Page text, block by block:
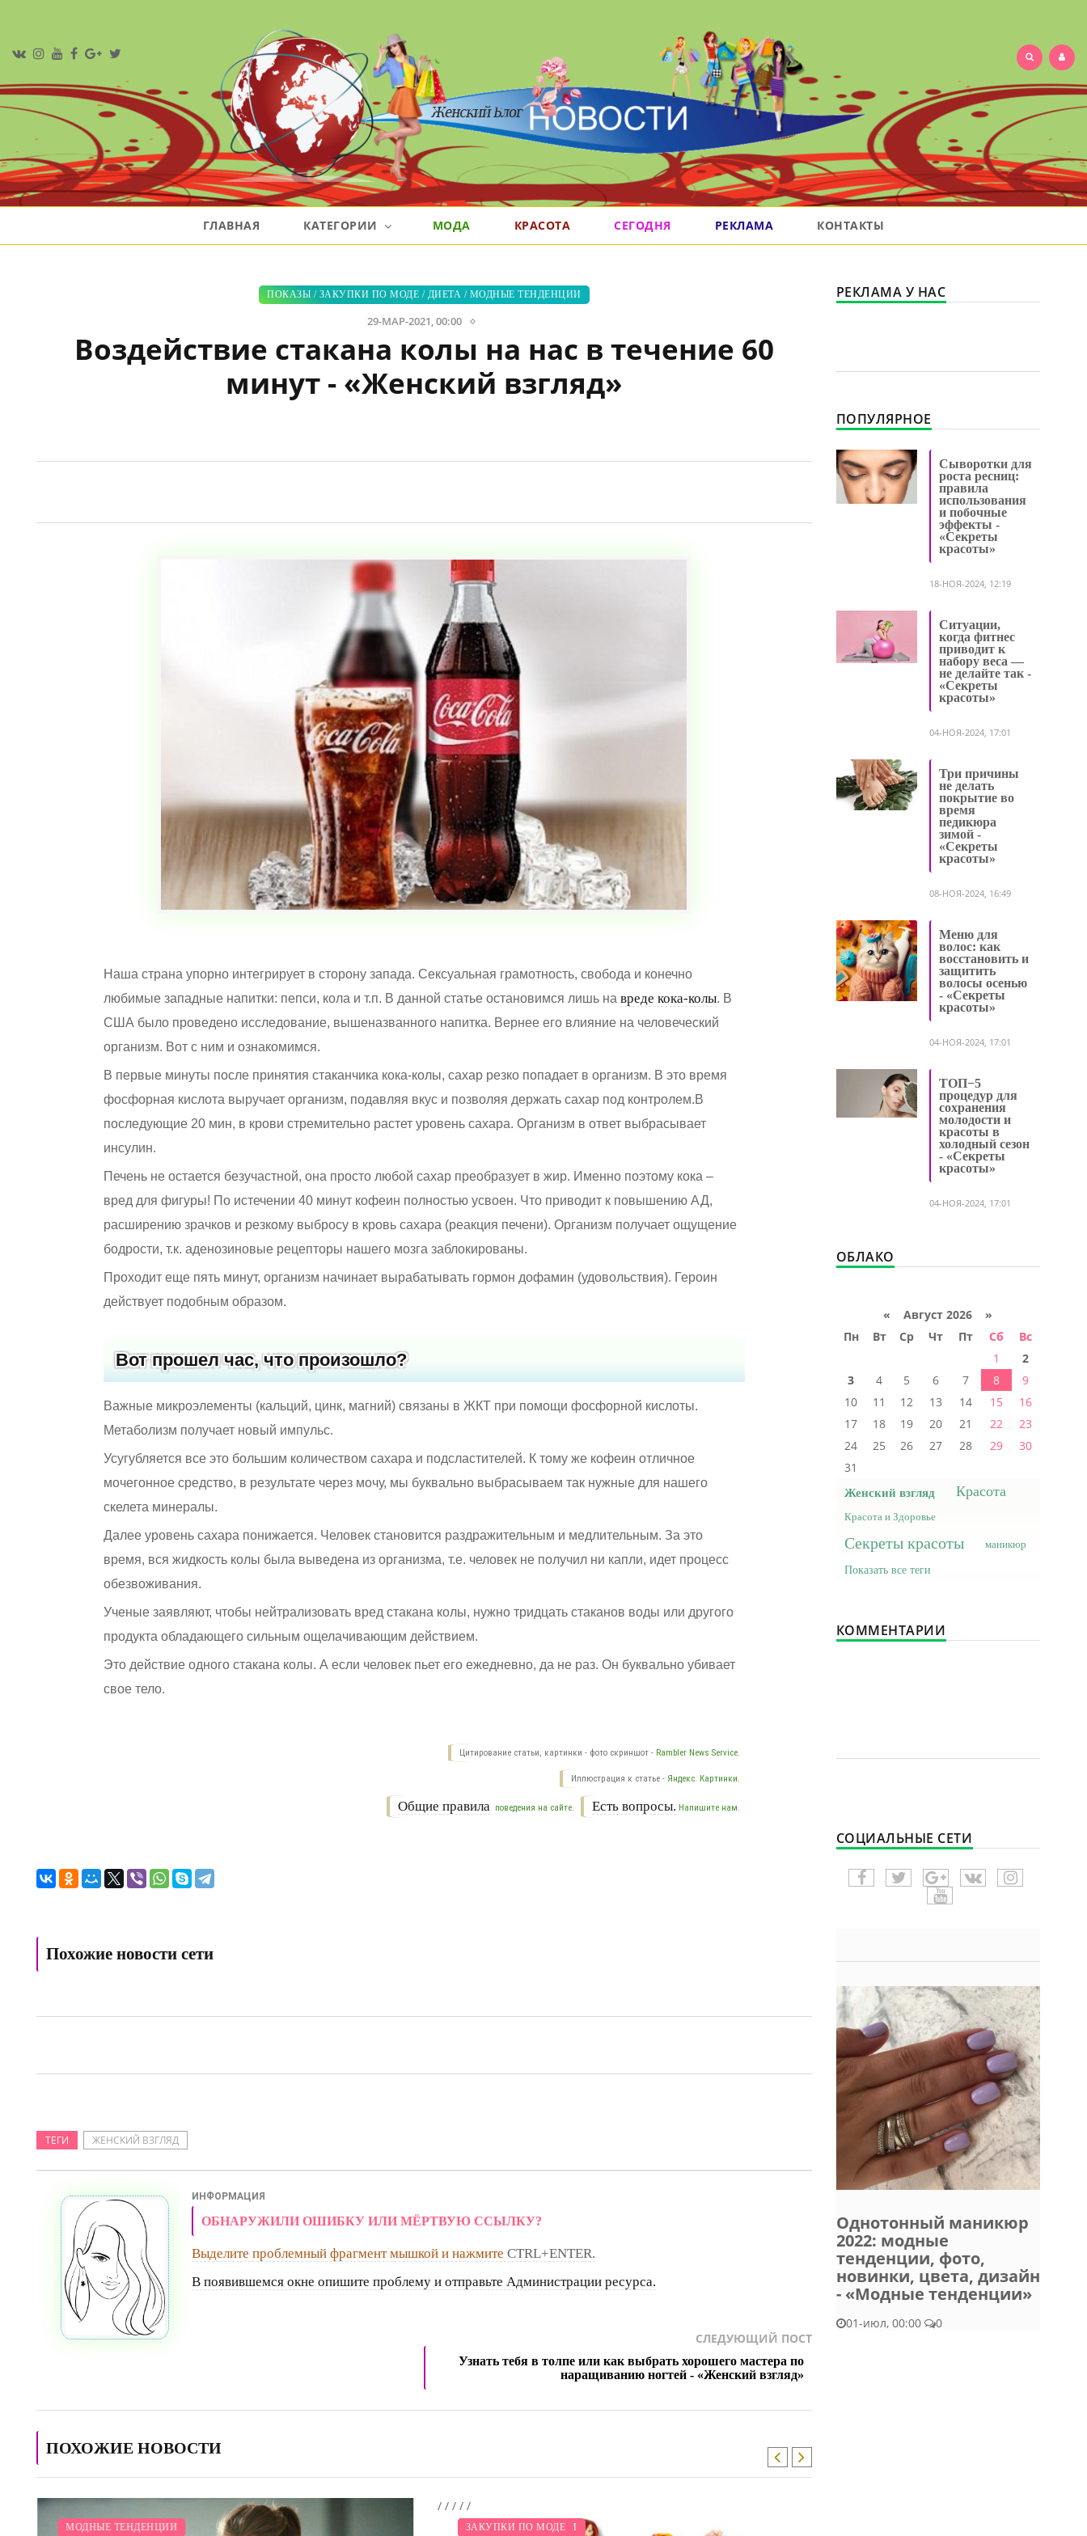
ГЛАВНАЯ КАТЕГОРИИ МОДА КРАСОТА СЕГОДНЯ РЕКЛАМА КОНТАКТЫ
ПОКАЗЫ / ЗАКУПКИ ПО МОДЕ / ДИЕТА / МОДНЫЕ ТЕНДЕНЦИИ
29-МАР-2021, 00:00
Воздействие стакана колы на нас в течение 60
минут - «Женский взгляд»
Наша страна упорно интегрирует в сторону запада. Сексуальная грамотность, свобода и конечно
любимые западные напитки: пепси, кола и т.п. В данной статье остановимся лишь на вреде кока-колы. В
США было проведено исследование, вышеназванного напитка. Вернее его влияние на человеческий
организм. Вот с ним и ознакомимся.
В первые минуты после принятия стаканчика кока-колы, сахар резко попадает в организм. В это время
фосфорная кислота выручает организм, подавляя вкус и позволяя держать сахар под контролем.В
последующие 20 мин, в крови стремительно растет уровень сахара. Организм в ответ выбрасывает
инсулин.
Печень не остается безучастной, она просто любой сахар преобразует в жир. Именно поэтому кока –
вред для фигуры! По истечении 40 минут кофеин полностью усвоен. Что приводит к повышению АД,
расширению зрачков и резкому выбросу в кровь сахара (реакция печени). Организм получает ощущение
бодрости, т.к. аденозиновые рецепторы нашего мозга заблокированы.
Проходит еще пять минут, организм начинает вырабатывать гормон дофамин (удовольствия). Героин
действует подобным образом.
Вот прошел час, что произошло?
Важные микроэлементы (кальций, цинк, магний) связаны в ЖКТ при помощи фосфорной кислоты.
Метаболизм получает новый импульс.
Усугубляется все это большим количеством сахара и подсластителей. К тому же кофеин отличное
мочегонное средство, в результате через мочу, мы буквально выбрасываем так нужные для нашего
скелета минералы.
Далее уровень сахара понижается. Человек становится раздражительным и медлительным. За это
время, вся жидкость колы была выведена из организма, т.е. человек не получил ни капли, идет процесс
обезвоживания.
Ученые заявляют, чтобы нейтрализовать вред стакана колы, нужно тридцать стаканов воды или другого
продукта обладающего сильным ощелачивающим действием.
Это действие одного стакана колы. А если человек пьет его ежедневно, да не раз. Он буквально убивает
свое тело.
Цитирование статьи, картинки - фото скриншот - Rambler News Service.
Иллюстрация к статье - Яндекс. Картинки.
Есть вопросы. Напишите нам.
Общие правила поведения на сайте.
Похожие новости сети
ТЕГИ ЖЕНСКИЙ ВЗГЛЯД
ИНФОРМАЦИЯ
ОБНАРУЖИЛИ ОШИБКУ ИЛИ МЁРТВУЮ ССЫЛКУ?
Выделите проблемный фрагмент мышкой и нажмите CTRL+ENTER.
В появившемся окне опишите проблему и отправьте Администрации ресурса.
СЛЕДУЮЩИЙ ПОСТ
Узнать тебя в толпе или как выбрать хорошего мастера по
наращиванию ногтей - «Женский взгляд»
ПОХОЖИЕ НОВОСТИ
МОДНЫЕ ТЕНДЕНЦИИ МОДНЫЕ ТЕНДЕНЦИИ
/
ПОКАЗЫ
/
КРАСОТА
/
СВАДЬБА
/
ДИЕТА
/
ЗАКУПКИ ПО МОДЕ
РЕКЛАМА У НАС
ПОПУЛЯРНОЕ
Сыворотки для
роста ресниц:
правила
использования
и побочные
эффекты -
«Секреты
красоты»
18-НОЯ-2024, 12:19
Ситуации,
когда фитнес
приводит к
набору веса —
не делайте так -
«Секреты
красоты»
04-НОЯ-2024, 17:01
Три причины
не делать
покрытие во
время
педикюра
зимой -
«Секреты
красоты»
08-НОЯ-2024, 16:49
Меню для
волос: как
восстановить и
защитить
волосы осенью
- «Секреты
красоты»
04-НОЯ-2024, 17:01
ТОП−5
процедур для
сохранения
молодости и
красоты в
холодный сезон
- «Секреты
красоты»
04-НОЯ-2024, 17:01
ОБЛАКО
« Август 2026 »
Пн
Вт Ср Чт Пт Сб
Вс
1
2
3
4 5 6 7 8
9
10
11 12 13 14 15
16
17
18 19 20 21 22
23
24
25 26 27 28 29
30
31
Женский взгляд Красота
Красота и Здоровье
Секреты красоты маникюр
Показать все теги
КОММЕНТАРИИ
СОЦИАЛЬНЫЕ СЕТИ
Однотонный маникюр
2022: модные
тенденции, фото,
новинки, цвета, дизайн
- «Модные тенденции»
01-июл, 00:00 0